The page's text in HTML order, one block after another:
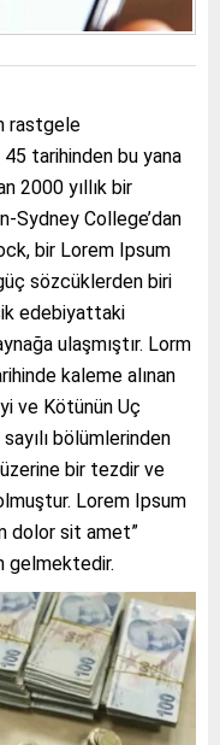
rastgele
tarihinden bu yana
2000 yıllık bir
Sydney College’dan
bir Lorem Ipsum
sözcüklerden biri
edebiyattaki
ulaşmıştır. Lorm
kaleme alınan
ve Kötünün Uç
bölümlerinden
bir tezdir ve
Lorem Ipsum
dolor sit amet”
gelmektedir.